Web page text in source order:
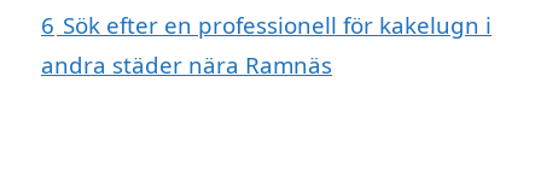
6 Sök efter en professionell för kakelugn i
andra städer nära Ramnäs